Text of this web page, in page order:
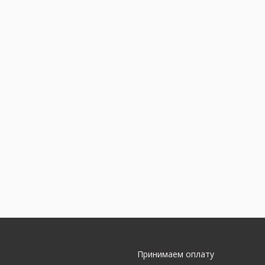
Принимаем оплату